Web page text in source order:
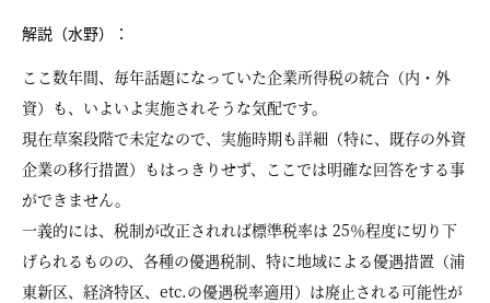
解説（水野）：
ここ数年間、毎年話題になっていた企業所得税の統合（内・外
資）も、いよいよ実施されそうな気配です。
現在草案段階で未定なので、実施時期も詳細（特に、既存の外資
企業の移行措置）もはっきりせず、ここでは明確な回答をする事
ができません。
一義的には、税制が改正されれば標準税率は 25％程度に切り下
げられるものの、各種の優遇税制、特に地域による優遇措置（浦
東新区、経済特区、etc.の優遇税率適用）は廃止される可能性が